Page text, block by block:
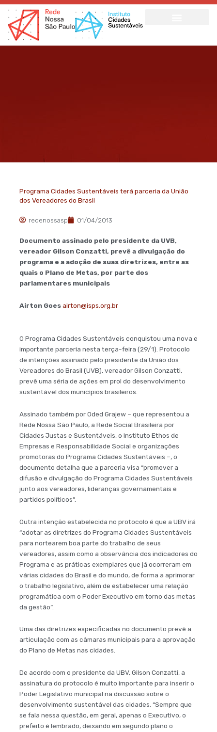
Ir
para
conteúdo
Programa Cidades Sustentáveis terá parceria da União
dos Vereadores do Brasil
redenossasp 01/04/2013
Documento assinado pelo presidente da UVB,
vereador Gilson Conzatti, prevê a divulgação do
programa e a adoção de suas diretrizes, entre as
quais o Plano de Metas, por parte dos
parlamentares municipais
Airton Goesairton@isps.org.br
O Programa Cidades Sustentáveis conquistou uma nova e
importante parceria nesta terça-feira (29/1). Protocolo
de intenções assinado pelo presidente da União dos
Vereadores do Brasil (UVB), vereador Gilson Conzatti,
prevê uma séria de ações em prol do desenvolvimento
sustentável dos municípios brasileiros.
Assinado também por Oded Grajew – que representou a
Rede Nossa São Paulo, a Rede Social Brasileira por
Cidades Justas e Sustentáveis, o Instituto Ethos de
Empresas e Responsabilidade Social e organizações
promotoras do Programa Cidades Sustentáveis –, o
documento detalha que a parceria visa “promover a
difusão e divulgação do Programa Cidades Sustentáveis
junto aos vereadores, lideranças governamentais e
partidos políticos”.
Outra intenção estabelecida no protocolo é que a UBV irá
“adotar as diretrizes do Programa Cidades Sustentáveis
para nortearem boa parte do trabalho de seus
vereadores, assim como a observância dos indicadores do
Programa e as práticas exemplares que já ocorreram em
várias cidades do Brasil e do mundo, de forma a aprimorar
o trabalho legislativo, além de estabelecer uma relação
programática com o Poder Executivo em torno das metas
da gestão”.
Uma das diretrizes especificadas no documento prevê a
articulação com as câmaras municipais para a aprovação
do Plano de Metas nas cidades.
De acordo com o presidente da UBV, Gilson Conzatti, a
assinatura do protocolo é muito importante para inserir o
Poder Legislativo municipal na discussão sobre o
desenvolvimento sustentável das cidades. “Sempre que
se fala nessa questão, em geral, apenas o Executivo, o
prefeito é lembrado, deixando em segundo plano o